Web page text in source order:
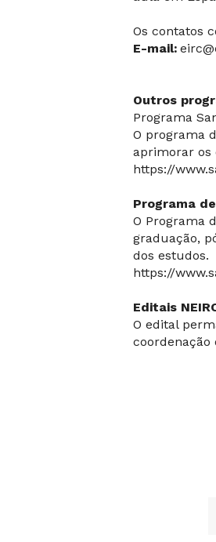
Os contatos
E-mail:
Outros
Programa
O programa
aprimorar os
https://
Programa de
O Programa
graduação,
dos estudos.
https://
Editais
O edital
coordenação